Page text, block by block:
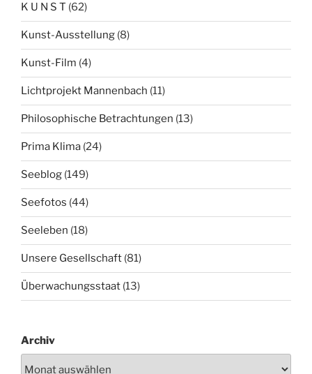
K U N S T (62)
Kunst-Ausstellung (8)
Kunst-Film (4)
Lichtprojekt Mannenbach (11)
Philosophische Betrachtungen (13)
Prima Klima (24)
Seeblog (149)
Seefotos (44)
Seeleben (18)
Unsere Gesellschaft (81)
Überwachungsstaat (13)
Archiv